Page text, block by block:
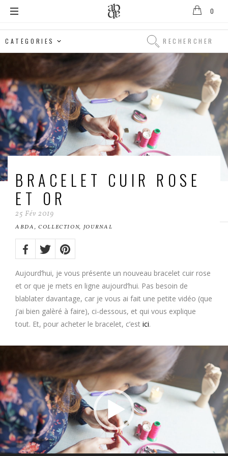
D'Anthenay
0
Rechercher
Rechercher
BRACELET CUIR ROSE
ET OR
25 Fév 2019
ABDA, COLLECTION, JOURNAL
Share
on:Facebook
TwitterPinterest
Aujourd’hui, je vous présente un nouveau bracelet cuir rose
et or que je mets en ligne aujourd’hui. Pas besoin de
blablater davantage, car je vous ai fait une petite vidéo (que
j’ai bien galèré à faire), ci-dessous, et qui vous explique
tout. Et, pour acheter le bracelet, c’est ici.